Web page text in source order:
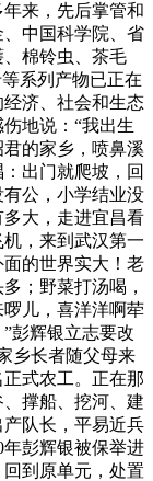
来，先后掌管和
中国科学院、省
棉铃虫、茶毛
系列产物已正在
济、社会和生态
地说：“我出生
的家乡，喷鼻溪
出门就爬坡，回
公，小学结业没
大，走进宜昌看
，来到武汉第一
的世界实大！老
；野菜打汤喝，
儿，喜洋洋啊荦
彭辉银立志要改
乡长者随父母来
式农工。正在那
撑船、挖河、建
队长，平易近兵
彭辉银被保举进
到原单元，处置